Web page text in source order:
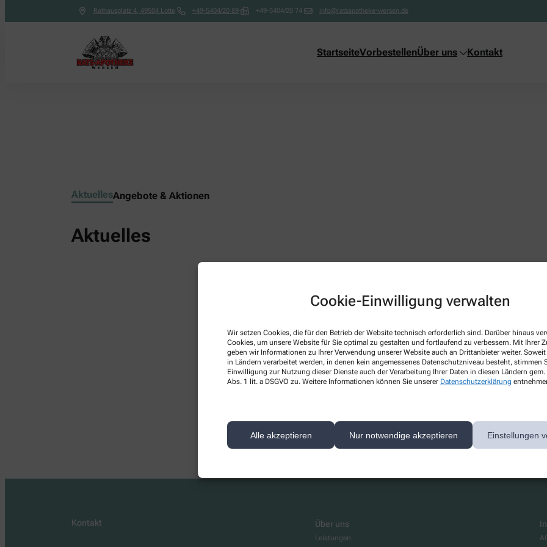
Cookie-Einwilligung verwalten
Wir setzen Cookies, die für den Betrieb der Website technisch erforderlich sind. Darüber hinaus
Cookies, um unsere Website für Sie optimal zu gestalten und fortlaufend zu verbessern. Mit Ihrer
geben wir Informationen zu Ihrer Verwendung unserer Website auch an Drittanbieter weiter. Soweit
in Ländern verarbeitet werden, in denen kein angemessenes Datenschutzniveau besteht, stimmen
Einwilligung zur Nutzung dieser Dienste auch der Verarbeitung Ihrer Daten in diesen Ländern
Abs. 1 lit. a DSGVO zu. Weitere Informationen können Sie unserer Datenschutzerklärung
Alle akzeptieren Nur notwendige akzeptieren Einstellungen
Rathausplatz 4, 49504 Lotte +49-5404/20 89 +49-5404/20 74 info@ratsapotheke-wersen.de
StartseiteVorbestellenÜber uns Kontakt
AktuellesAngebote & Aktionen
Aktuelles
Kontakt Über uns
Leistungen